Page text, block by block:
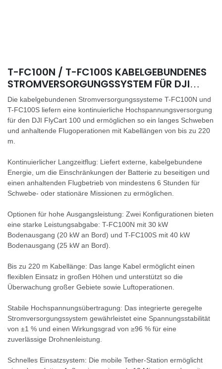
T-FC100N / T-FC100S KABELGEBUNDENES
STROMVERSORGUNGSSYSTEM FÜR DJI
FLYCART 100
Die kabelgebundenen Stromversorgungssysteme T-FC100N und
T-FC100S liefern eine kontinuierliche Hochspannungsversorgung
für den DJI FlyCart 100 und ermöglichen so ein langes Schweben
und anhaltende Flugoperationen mit Kabellängen von bis zu 220
m.
Kontinuierlicher Langzeitflug: Liefert externe, kabelgebundene
Energie, um die Einschränkungen der Batterie zu beseitigen und
einen anhaltenden Flugbetrieb von mindestens 6 Stunden für
Schwebe- oder stationäre Missionen zu ermöglichen.
Optionen für hohe Ausgangsleistung: Zwei Konfigurationen bieten
eine starke Leistungsabgabe: T-FC100N mit 30 kW
Bodenausgang (20 kW an Bord) und T-FC100S mit 40 kW
Bodenausgang (25 kW an Bord).
Bis zu 220 m Kabellänge: Das lange Kabel ermöglicht einen
flexiblen Einsatz in großen Höhen und unterstützt so die
Überwachung großer Gebiete sowie Luftoperationen.
Stabile Hochspannungsübertragung: Das integrierte geregelte
Stromversorgungssystem gewährleistet eine Spannungsstabilität
von ±1 % und einen Wirkungsgrad von ≥96 % für eine
zuverlässige Drohnenleistung.
Schnelles Einsatzsystem: Die mobile Tether-Station ermöglicht